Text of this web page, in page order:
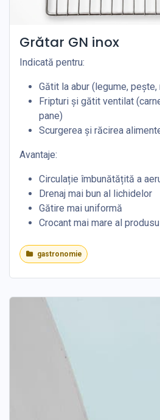
Grătar GN inox
Indicată pentru:
Gătit la abur (legume,
Fripturi și gătit ventilat
pane)
Scurgerea și răcirea
Avantaje:
Circulație îmbunătățită a
Drenaj mai bun al lichidelor
Gătire mai uniformă
Crocant mai mare al
gastronomie